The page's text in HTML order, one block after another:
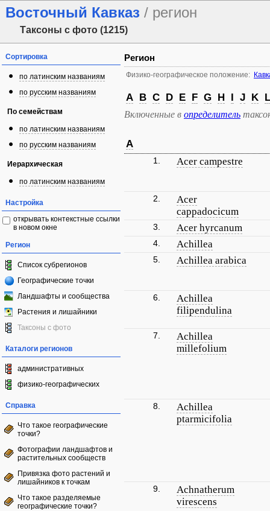
Восточный Кавказ / регион
Таксоны с фото (1215)
Сортировка
по латинским названиям
по русским названиям
По семействам
по латинским названиям
по русским названиям
Иерархическая
по латинским названиям
Настройка
открывать контекстные ссылки
в новом окне
Регион
Список субрегионов
Географические точки
Ландшафты и сообщества
Растения и лишайники
Таксоны с фото
Каталоги регионов
административных
физико-географических
Справка
Что такое географические
точки?
Фотографии ландшафтов и
растительных сообществ
Привязка фото растений и
лишайников к точкам
Что такое разделяемые
географические точки?
Регион
Физико-географическое положение:
A B C D E F G H I J K L
Включенные в определитель
A
1. Acer campestre
2.
Acer
cappadocicum
3. Acer hyrcanum
4. Achillea
5. Achillea arabica
6.
Achillea
filipendulina
7.
Achillea
millefolium
8.
Achillea
ptarmicifolia
9.
Achnatherum
virescens